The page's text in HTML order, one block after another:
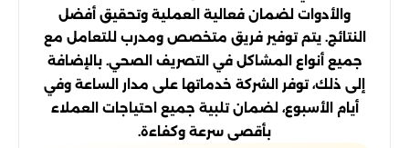
والأدوات لضمان فعالية العملية وتحقيق أفضل
النتائج. يتم توفير فريق متخصص ومدرب للتعامل مع
جميع أنواع المشاكل في التصريف الصحي. بالإضافة
إلى ذلك، توفر الشركة خدماتها على مدار الساعة وفي
أيام الأسبوع، لضمان تلبية جميع احتياجات العملاء
بأقصى سرعة وكفاءة.